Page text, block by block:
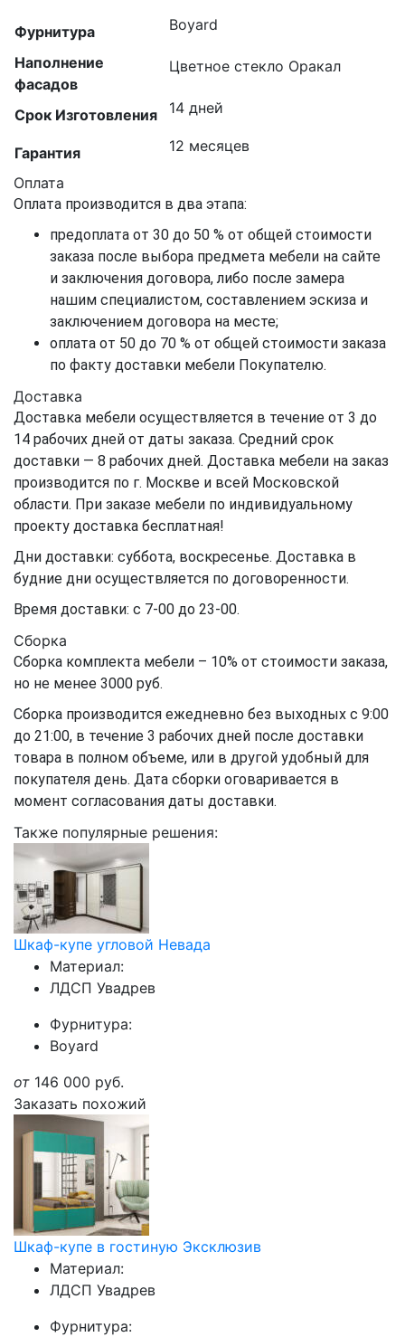
Фурнитура Boyard
Наполнение
фасадов
Цветное стекло Оракал
Срок Изготовления 14 дней
Гарантия 12 месяцев
Оплата
Оплата производится в два этапа:
предоплата от 30 до 50 % от общей стоимости
заказа после выбора предмета мебели на сайте
и заключения договора, либо после замера
нашим специалистом, составлением эскиза и
заключением договора на месте;
оплата от 50 до 70 % от общей стоимости заказа
по факту доставки мебели Покупателю.
Доставка
Доставка мебели осуществляется в течение от 3 до
14 рабочих дней от даты заказа. Средний срок
доставки — 8 рабочих дней. Доставка мебели на заказ
производится по г. Москве и всей Московской
области. При заказе мебели по индивидуальному
проекту доставка бесплатная!
Дни доставки: суббота, воскресенье. Доставка в
будние дни осуществляется по договоренности.
Время доставки: с 7-00 до 23-00.
Сборка
Сборка комплекта мебели – 10% от стоимости заказа,
но не менее 3000 руб.
Сборка производится ежедневно без выходных с 9:00
до 21:00, в течение 3 рабочих дней после доставки
товара в полном объеме, или в другой удобный для
покупателя день. Дата сборки оговаривается в
момент согласования даты доставки.
Также популярные решения:
Шкаф-купе угловой Невада
Материал:
ЛДСП Увадрев
Фурнитура:
Boyard
от 146 000 руб.
Заказать похожий
Шкаф-купе в гостиную Эксклюзив
Материал:
ЛДСП Увадрев
Фурнитура: